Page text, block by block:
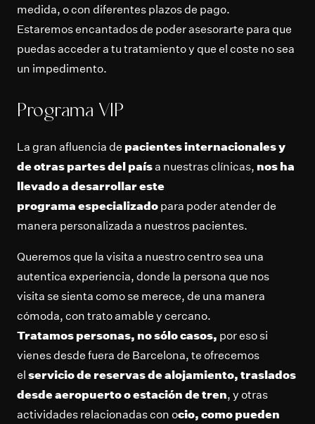
medida, o con diferentes plazos de pago.
Estaremos encantados de poder asesorarte para que
puedas acceder a tu tratamiento y que el coste no sea
un impedimento.
Programa VIP
La gran afluencia de pacientes internacionales y
de otras partes del paísa nuestras clínicas, nos ha
llevado a desarrollar este
programa especializado para poder atender de
manera personalizada a nuestros pacientes.
Queremos que la visita a nuestro centro sea una
autentica experiencia, donde la persona que nos
visita se sienta como se merece, de una manera
cómoda, con trato amable y cercano.
Tratamos personas, no sólo casos, por eso si
vienes desde fuera de Barcelona, te ofrecemos
el servicio de reservas de alojamiento, traslados
desde aeropuerto o estación de tren, y otras
actividades relacionadas con ocio, como pueden